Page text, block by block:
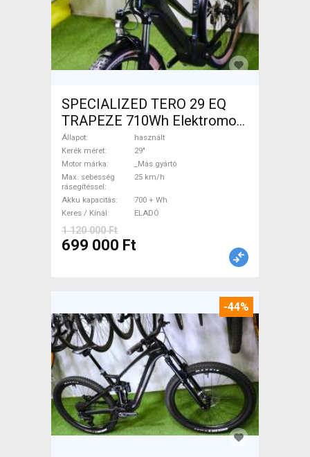
SPECIALIZED TERO 29 EQ
TRAPEZE 710Wh Elektromos
Trekking/cross 25 km/h _Más
gyártó 700 + Wh használt
ELADÓ
Állapot
használt
Kerék méret
29"
Motor márka
_Más gyártó
Max. sebesség
rásegítéssel
25 km/h
Akku kapacitás
700 + Wh
Keres / Kínál
ELADÓ
1 120 000 Ft
699 000 Ft
-44%